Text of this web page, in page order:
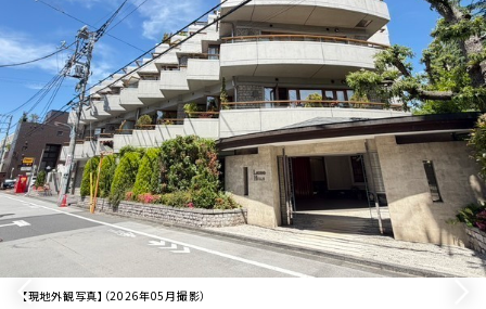
【現地外観写真】（2026年05月撮影）